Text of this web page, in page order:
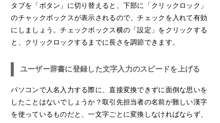
タブを「ボタン」に切り替えると、下部に「クリックロック」
のチャックボックスが表示されるので、チェックを入れて有効
にしましょう。チェックボックス横の「設定」をクリックする
と、クリックロックするまでに長さを調節できます。
ユーザー辞書に登録した文字入力のスピードを上げる
パソコンで人名入力する際に、直接変換できずに面倒な思いを
したことはないでしょうか？取引先担当者の名前が難しい漢字
を使っているものだと、一文字ごとに変換しなければならず、